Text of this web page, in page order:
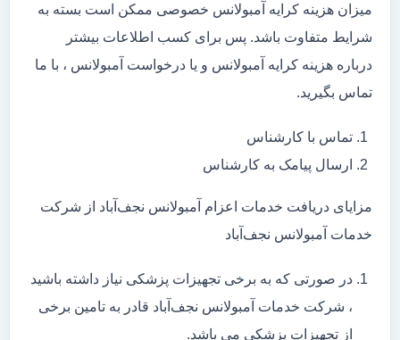
میزان هزینه کرایه آمبولانس خصوصی ممکن است بسته به
شرایط متفاوت باشد. پس برای کسب اطلاعات بیشتر
درباره هزینه کرایه آمبولانس و یا درخواست آمبولانس ، با ما
تماس بگیرید.
تماس با کارشناس
ارسال پیامک به کارشناس
مزایای دریافت خدمات اعزام آمبولانس نجف‌آباد از شرکت
خدمات آمبولانس نجف‌آباد
در صورتی که به برخی تجهیزات پزشکی نیاز داشته باشید
، شرکت خدمات آمبولانس نجف‌آباد قادر به تامین برخی
از تجهیزات پزشکی می باشد.